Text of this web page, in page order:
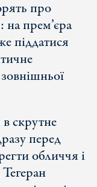
про
прем’єра
піддатися
в скрутне
перед
обличчя і